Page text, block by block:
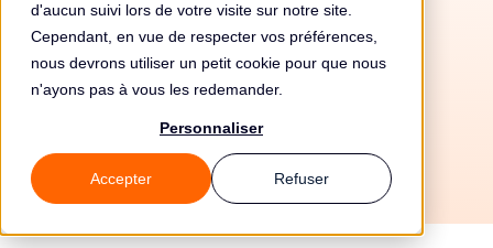
d'aucun suivi lors de votre visite sur notre site.
Cependant, en vue de respecter vos préférences,
nous devrons utiliser un petit cookie pour que nous
n'ayons pas à vous les redemander.
Personnaliser
Accepter Refuser
3/6/2026
Tous les guides
📚 Notions de base